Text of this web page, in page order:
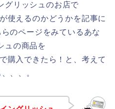
グリッシュのお店で
使えるのかどうかを記事に
のページをみているあな
ュの商品を
購入できたら！と、考えて
、、。